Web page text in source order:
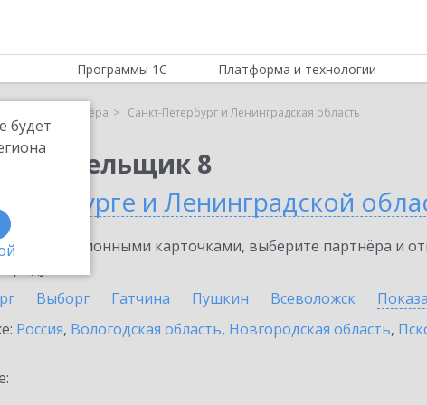
будет
Программы 1С Платформа и технологии
Выбор партнёра Санкт-Петербург и Ленинградская область
8
и Ленинградской
с информационными карточками, выберите партнёра и
Выборг Гатчина Пушкин Всеволожск
Россия, Вологодская область, Новгородская область,